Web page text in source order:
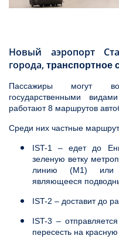
Новый аэропорт
города, транспортное
Пассажиры могут
государственными
работают 8 маршрутов
Среди них частные
IST-1 – едет до
зеленую ветку
линию (М1) или
являющееся
IST-2 – доставит до
IST-3 –
пересесть на